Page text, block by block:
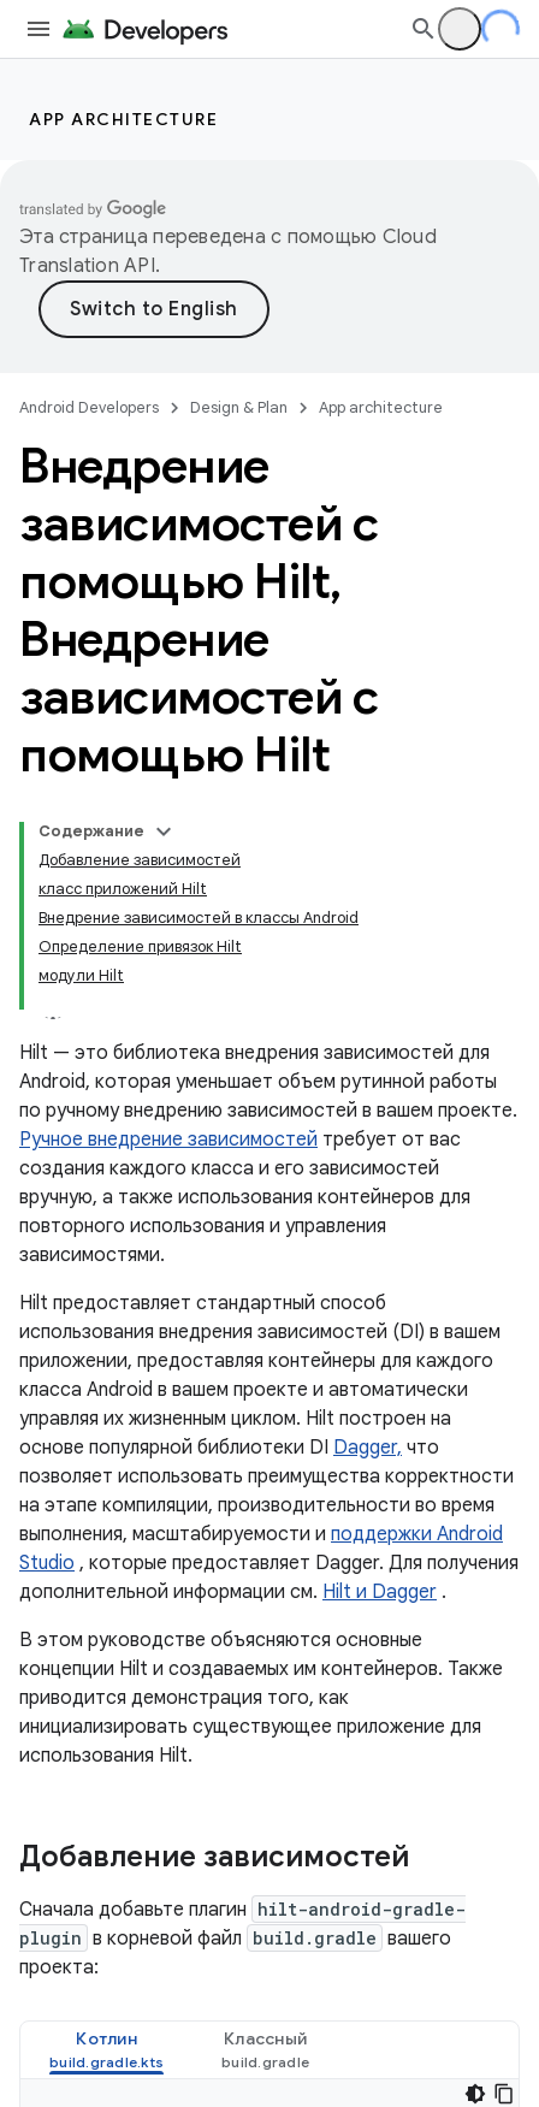
APP ARCHITECTURE
Эта страница переведена с помощью Cloud
Translation API.
Android Developers Design & Plan App architecture
Внедрение
зависимостей с
помощью Hilt,
Внедрение
зависимостей с
помощью Hilt
Содержание
Добавление зависимостей
класс приложений Hilt
Внедрение зависимостей в классы Android
Определение привязок Hilt
модули Hilt
Hilt — это библиотека внедрения зависимостей для
Android, которая уменьшает объем рутинной работы
по ручному внедрению зависимостей в вашем проекте.
Ручное внедрение зависимостей требует от вас
создания каждого класса и его зависимостей
вручную, а также использования контейнеров для
повторного использования и управления
зависимостями.
Hilt предоставляет стандартный способ
использования внедрения зависимостей (DI) в вашем
приложении, предоставляя контейнеры для каждого
класса Android в вашем проекте и автоматически
управляя их жизненным циклом. Hilt построен на
основе популярной библиотеки DI Dagger, что
позволяет использовать преимущества корректности
на этапе компиляции, производительности во время
выполнения, масштабируемости и поддержки Android
Studio , которые предоставляет Dagger. Для получения
дополнительной информации см. Hilt и Dagger .
В этом руководстве объясняются основные
концепции Hilt и создаваемых им контейнеров. Также
приводится демонстрация того, как
инициализировать существующее приложение для
использования Hilt.
Добавление зависимостей
Сначала добавьте плагин hilt-android-gradle-
plugin в корневой файл build.gradle вашего
проекта:
Котлин Классный